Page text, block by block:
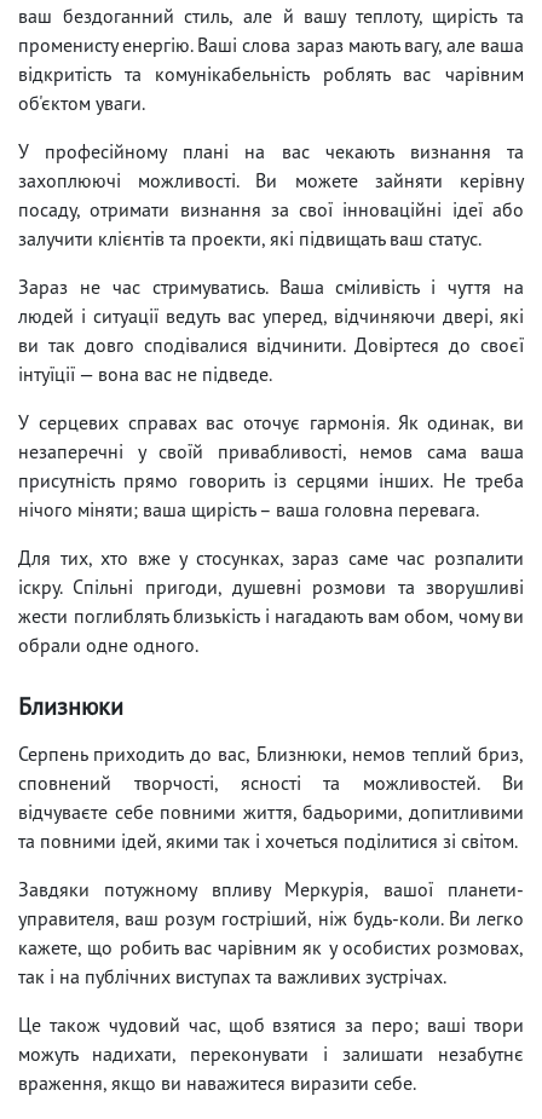
ваш бездоганний стиль, але й вашу теплоту, щирість та
променисту енергію. Ваші слова зараз мають вагу, але ваша
відкритість та комунікабельність роблять вас чарівним
об'єктом уваги.
У професійному плані на вас чекають визнання та
захоплюючі можливості. Ви можете зайняти керівну
посаду, отримати визнання за свої інноваційні ідеї або
залучити клієнтів та проекти, які підвищать ваш статус.
Зараз не час стримуватись. Ваша сміливість і чуття на
людей і ситуації ведуть вас уперед, відчиняючи двері, які
ви так довго сподівалися відчинити. Довіртеся до своєї
інтуїції — вона вас не підведе.
У серцевих справах вас оточує гармонія. Як одинак, ви
незаперечні у своїй привабливості, немов сама ваша
присутність прямо говорить із серцями інших. Не треба
нічого міняти; ваша щирість – ваша головна перевага.
Для тих, хто вже у стосунках, зараз саме час розпалити
іскру. Спільні пригоди, душевні розмови та зворушливі
жести поглиблять близькість і нагадають вам обом, чому ви
обрали одне одного.
Близнюки
Серпень приходить до вас, Близнюки, немов теплий бриз,
сповнений творчості, ясності та можливостей. Ви
відчуваєте себе повними життя, бадьорими, допитливими
та повними ідей, якими так і хочеться поділитися зі світом.
Завдяки потужному впливу Меркурія, вашої планети-
управителя, ваш розум гостріший, ніж будь-коли. Ви легко
кажете, що робить вас чарівним як у особистих розмовах,
так і на публічних виступах та важливих зустрічах.
Це також чудовий час, щоб взятися за перо; ваші твори
можуть надихати, переконувати і залишати незабутнє
враження, якщо ви наважитеся виразити себе.